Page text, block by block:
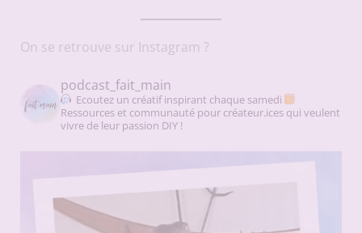
On se retrouve sur Instagram ?
podcast_fait_main
Ecoutez un créatif inspirant chaque samedi
Ressources et communauté pour créateur.ices qui veulent
vivre de leur passion DIY !